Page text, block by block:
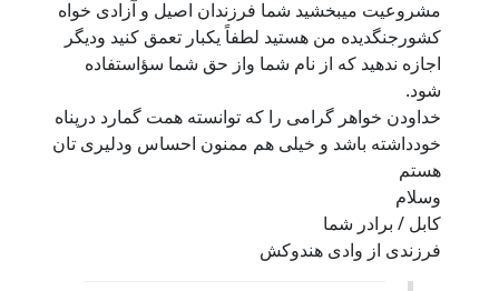
مشروعیت میبخشید شما فرزندان اصیل و آزادی خواه
کشورجنگدیده من هستید لطفاً یکبار تعمق کنید ودیگر
اجازه ندهید که از نام شما واز حق شما سؤاستفاده
شود.
خداودن خواهر گرامی را که توانسته همت گمارد درپناه
خودداشته باشد و خیلی هم ممنون احساس ودلیری تان
هستم
وسلام
کابل / برادر شما
فرزندی از وادی هندوکش